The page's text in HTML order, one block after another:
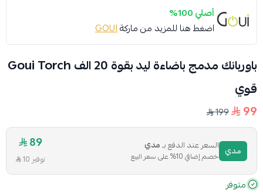
أصلي 100%
اضغط هنا للمزيد من ماركةGOUI
باوربانك مدمج باضاءة ليد بقوة 20 الف Goui Torch
قوي
99
199
مدي السعر عند الدفع بـمدي
خصم إضافي 10% على سعر البيع
89
توفير 10
متوفر